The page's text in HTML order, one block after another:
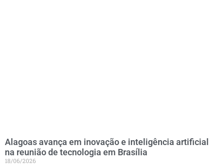
Alagoas avança em inovação e inteligência artificial
na reunião de tecnologia em Brasília
18/06/2026